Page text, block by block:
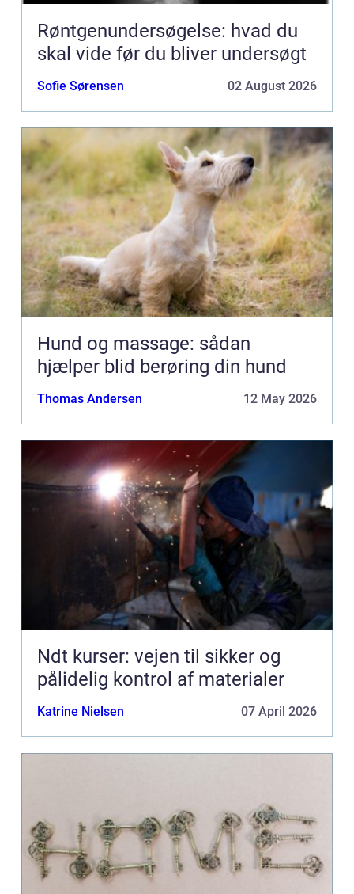
Røntgenundersøgelse: hvad du
skal vide før du bliver undersøgt
Sofie Sørensen 02 August 2026
Hund og massage: sådan
hjælper blid berøring din hund
Thomas Andersen 12 May 2026
Ndt kurser: vejen til sikker og
pålidelig kontrol af materialer
Katrine Nielsen 07 April 2026